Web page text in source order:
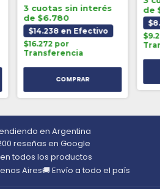
3 cuotas sin interés
de $6.780
$14.238 en Efectivo
$16.272 por
Transferencia
de
en Argentina
reseñas en Google
todos los productos
Aires🚚 Envío a todo el país